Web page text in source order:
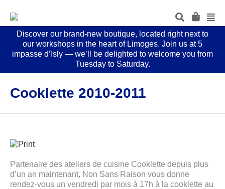
Discover our brand-new boutique, located right next to
our workshops in the heart of Limoges. Join us at 5
impasse d’Isly — we’ll be delighted to welcome you from
Tuesday to Saturday.
Cooklette 2010-2011
Partenaire des ateliers de cuisine Cooklette depuis plus
d’un an maintenant, Non Sans Raison vous donne
rendez-vous un vendredi par mois à 17h à la cooklette au